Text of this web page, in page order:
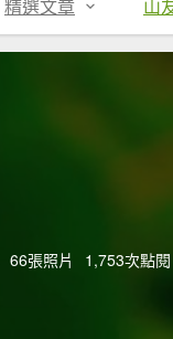
精選文章 山
66張照片 1,753次點閱